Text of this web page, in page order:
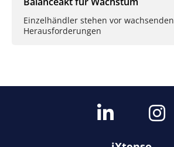
Einzelhändler stehen vor wachsenden
Herausforderungen